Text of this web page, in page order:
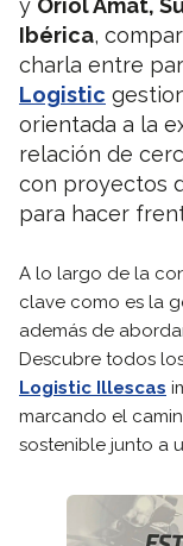
Ibérica,
charla entre
Logistic
orientada a la
relación de
con proyectos
para hacer
A lo largo de la
clave como es la
además de
Descubre todos
Logistic Illescas
marcando el
sostenible junto a